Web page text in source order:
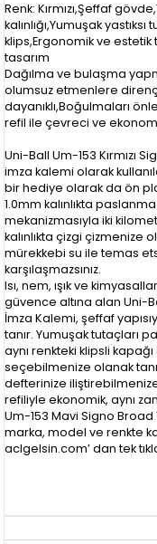
Renk: Kırmızı,Şeffaf
kalınlığı,Yumuşak
klips,Ergonomik ve
tasarım
Dağılma ve bulaşma
olumsuz etmenlere
dayanıklı,Boğulmaları
refil ile çevreci ve
Uni-Ball Um-153 Kırmızı
imza kalemi olarak
bir hediye olarak da ön
1.0mm kalınlıkta
mekanizmasıyla iki
kalınlıkta çizgi çizmenize
mürekkebi su ile temas
karşılaşmazsınız.
Isı, nem, ışık ve
güvence altına alan Uni-
İmza Kalemi, şeffaf
tanır. Yumuşak tutaçları
aynı renkteki klipsli
seçebilmenize olanak
defterinize
refiliyle ekonomik, aynı
Um-153 Mavi Signo
marka, model ve renkte
aclgelsin.com’ dan tek